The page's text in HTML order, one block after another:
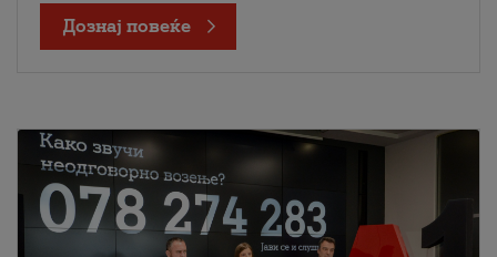
Дознај повеќе